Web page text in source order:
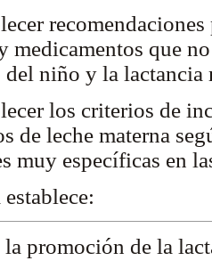
recomendaciones
medicamentos que
niño y la lactancia
los criterios de
de leche materna
muy específicas en
la promoción de la